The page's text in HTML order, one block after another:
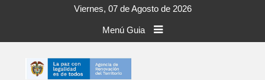
Viernes, 07 de Agosto de 2026
Menú Guia